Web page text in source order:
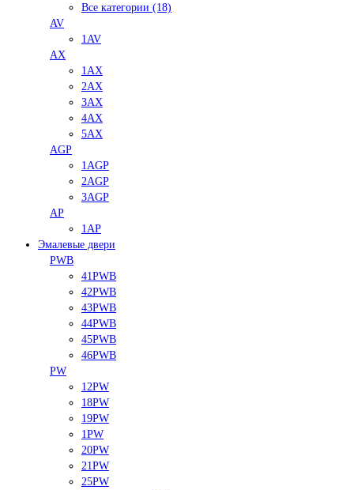
Все категории (18)
AV
1AV
AX
1AX
2AX
3AX
4AX
5AX
AGP
1AGP
2AGP
3AGP
AP
1AP
Эмалевые двери
PWB
41PWB
42PWB
43PWB
44PWB
45PWB
46PWB
PW
12PW
18PW
19PW
1PW
20PW
21PW
25PW